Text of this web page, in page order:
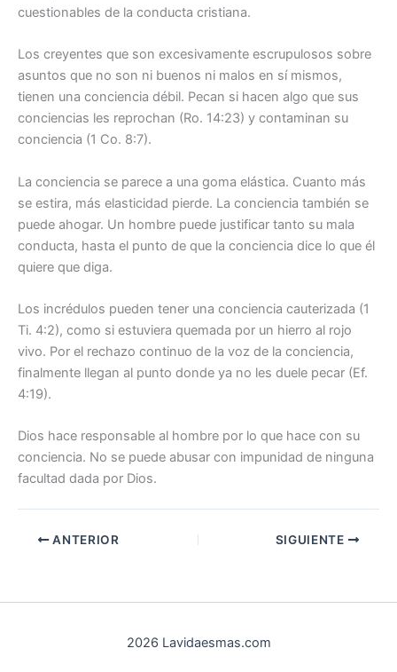
cuestionables de la conducta cristiana.
Los creyentes que son excesivamente escrupulosos sobre
asuntos que no son ni buenos ni malos en sí mismos,
tienen una conciencia débil. Pecan si hacen algo que sus
conciencias les reprochan (Ro. 14:23) y contaminan su
conciencia (1 Co. 8:7).
La conciencia se parece a una goma elástica. Cuanto más
se estira, más elasticidad pierde. La conciencia también se
puede ahogar. Un hombre puede justificar tanto su mala
conducta, hasta el punto de que la conciencia dice lo que él
quiere que diga.
Los incrédulos pueden tener una conciencia cauterizada (1
Ti. 4:2), como si estuviera quemada por un hierro al rojo
vivo. Por el rechazo continuo de la voz de la conciencia,
finalmente llegan al punto donde ya no les duele pecar (Ef.
4:19).
Dios hace responsable al hombre por lo que hace con su
conciencia. No se puede abusar con impunidad de ninguna
facultad dada por Dios.
ANTERIOR SIGUIENTE
2026 Lavidaesmas.com